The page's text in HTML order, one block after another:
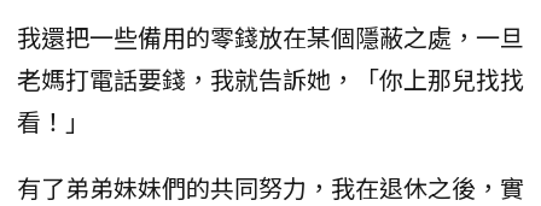
我還把一些備用的零錢放在某個隱蔽之處，一旦
老媽打電話要錢，我就告訴她，「你上那兒找找
看！」
有了弟弟妹妹們的共同努力，我在退休之後，實